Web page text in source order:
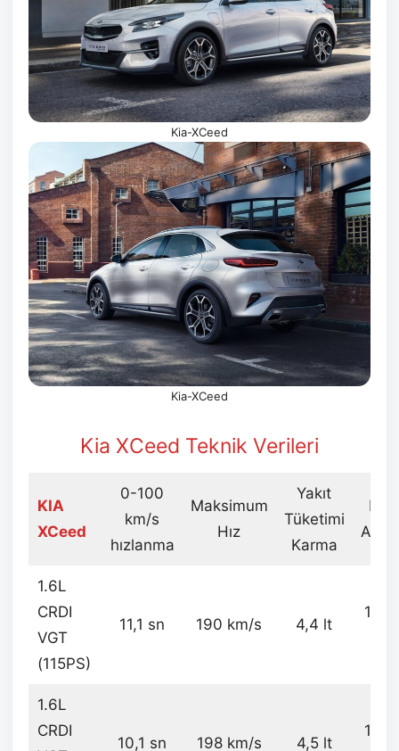
Kia-XCeed
Kia-XCeed
Kia XCeed Teknik Verileri
KIA
XCeed
0-100
km/s
hızlanma
Maksimum
Hız
Yakıt
Tüketimi
Karma
Boş
1.6L
CRDI
VGT
(115PS)
11,1 sn 190 km/s 4,4 lt
1365
1.6L
CRDI
10,1 sn 198 km/s 4,5 lt